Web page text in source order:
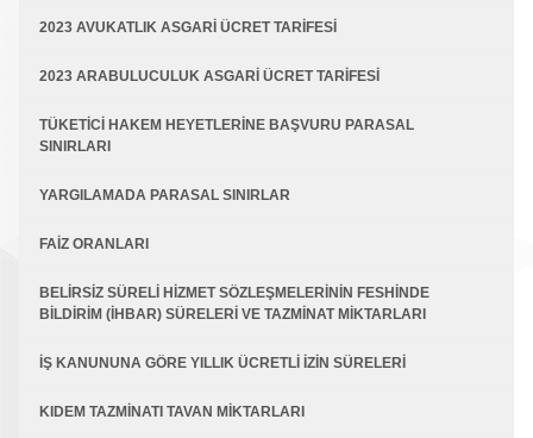
2023 AVUKATLIK ASGARİ ÜCRET TARİFESİ
2023 ARABULUCULUK ASGARİ ÜCRET TARİFESİ
TÜKETİCİ HAKEM HEYETLERİNE BAŞVURU PARASAL
SINIRLARI
YARGILAMADA PARASAL SINIRLAR
FAİZ ORANLARI
BELİRSİZ SÜRELİ HİZMET SÖZLEŞMELERİNİN FESHİNDE
BİLDİRİM (İHBAR) SÜRELERİ VE TAZMİNAT MİKTARLARI
İŞ KANUNUNA GÖRE YILLIK ÜCRETLİ İZİN SÜRELERİ
KIDEM TAZMİNATI TAVAN MİKTARLARI